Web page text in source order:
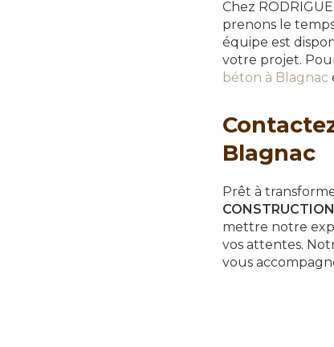
Chez
prenons le
équipe est
votre projet.
béton à Blagnac
Blagnac
Prêt à
CONSTRUCTION
mettre notre
vos attentes.
vous